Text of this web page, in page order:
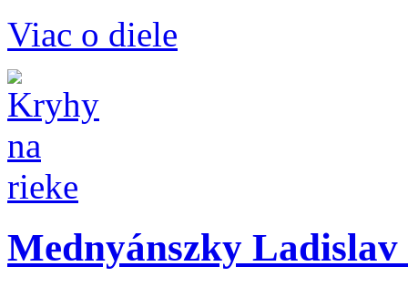
Viac o diele
Mednyánszky Ladislav